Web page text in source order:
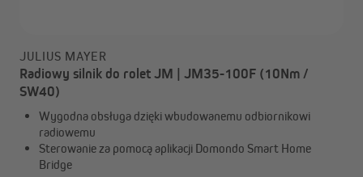
JULIUS MAYER
Radiowy silnik do rolet JM | JM35-100F (10Nm /
SW40)
Wygodna obsługa dzięki wbudowanemu odbiornikowi
radiowemu
Sterowanie za pomocą aplikacji Domondo Smart Home
Bridge